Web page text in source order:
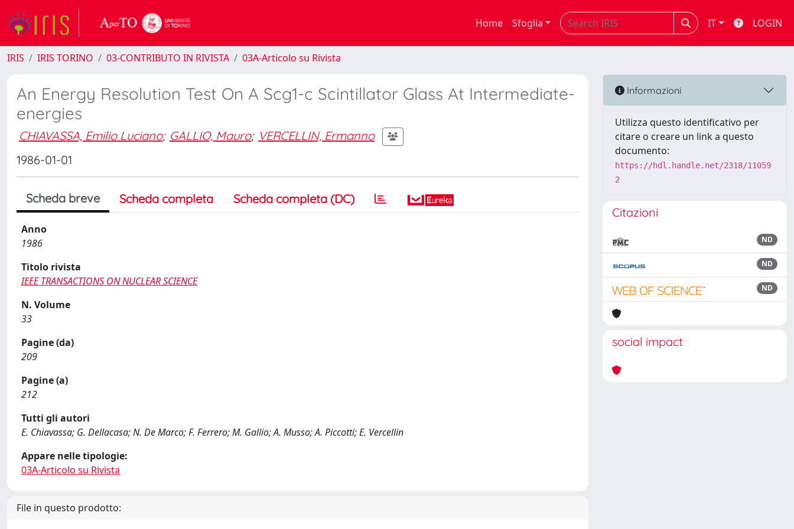
Home Sfoglia IT LOGIN
IRIS IRIS TORINO 03-CONTRIBUTO IN RIVISTA 03A-Articolo su Rivista
An Energy Resolution Test On A Scg1-c Scintillator Glass At Intermediate-
energies
CHIAVASSA, Emilio Luciano; GALLIO, Mauro; VERCELLIN, Ermanno
1986-01-01
Scheda breve Scheda completa Scheda completa (DC)
Anno
1986
Titolo rivista
IEEE TRANSACTIONS ON NUCLEAR SCIENCE
N. Volume
33
Pagine (da)
209
Pagine (a)
212
Tutti gli autori
E. Chiavassa; G. Dellacasa; N. De Marco; F. Ferrero; M. Gallio; A. Musso; A. Piccotti; E. Vercellin
Appare nelle tipologie:
03A-Articolo su Rivista
File in questo prodotto:
Informazioni
Utilizza questo identificativo per
citare o creare un link a questo
documento:
https://hdl.handle.net/2318/11059
2
Citazioni
ND
ND
ND
social impact